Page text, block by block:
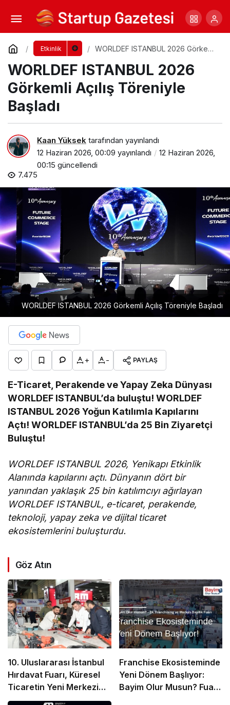
Etkinlik
WORLDEF ISTANBUL 2026 Görkemli
WORLDEF ISTANBUL 2026
Görkemli Açılış Töreniyle
Başladı
Kaan Yüksek tarafından yayınlandı
12 Haziran 2026, 00:09 yayınlandı
12 Haziran 2026,
00:15 güncellendi
7.475
WORLDEF ISTANBUL 2026 Görkemli Açılış Töreniyle Başladı
+ - PAYLAŞ
E-Ticaret, Perakende ve Yapay Zeka Dünyası
WORLDEF ISTANBUL’da buluştu!WORLDEF
ISTANBUL 2026 Yoğun Katılımla Kapılarını
Açtı!WORLDEF ISTANBUL’da 25 Bin Ziyaretçi
Buluştu!
WORLDEF ISTANBUL 2026, Yenikapı Etkinlik
Alanında kapılarını açtı. Dünyanın dört bir
yanından yaklaşık 25 bin katılımcıyı ağırlayan
WORLDEF ISTANBUL, e-ticaret, perakende,
teknoloji, yapay zeka ve dijital ticaret
ekosistemlerini buluşturdu.
Göz Atın
10. Uluslararası İstanbul
Hırdavat Fuarı, Küresel
Ticaretin Yeni Merkezi
Olmaya Hazırlanıyor
Franchise Ekosisteminde
Yeni Dönem Başlıyor:
Bayim Olur Musun? Fuarı
WORLDEF VIP Connect, Girişimcilik ve Dijital
Ticaret Ekosisteminin Yeni İş Birliklerine Sahne Oldu
Yorum Yap